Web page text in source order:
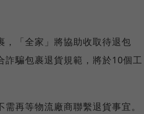
，「全家」將協助收取待退包
騙包裹退貨規範，將於10個工
再等物流廠商聯繫退貨事宜。